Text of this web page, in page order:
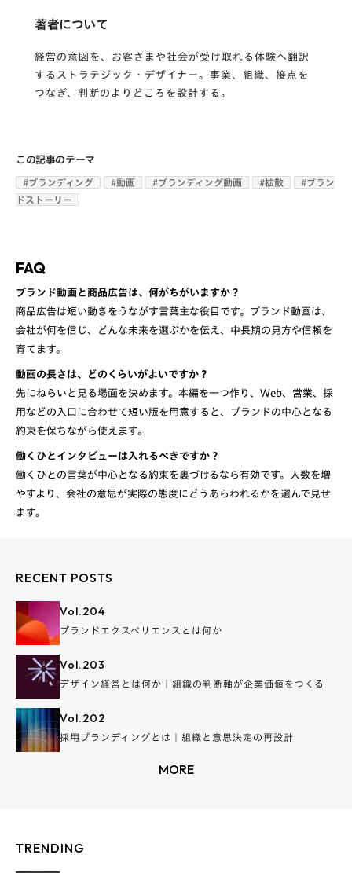
著者について
経営の意図を、お客さまや社会が受け取れる体験へ翻訳
するストラテジック・デザイナー。事業、組織、接点を
つなぎ、判断のよりどころを設計する。
この記事のテーマ
#ブランディング #動画 #ブランディング動画 #拡散 #ブラン
ドストーリー
FAQ
ブランド動画と商品広告は、何がちがいますか？
商品広告は短い動きをうながす言葉主な役目です。ブランド動画は、
会社が何を信じ、どんな未来を選ぶかを伝え、中長期の見方や信頼を
動画の長さは、どのくらいがよいですか？
先にねらいと見る場面を決めます。本編を一つ作り、Web、営業、採
用などの入口に合わせて短い版を用意すると、ブランドの中心となる
働くひとインタビューは入れるべきですか？
働くひとの言葉が中心となる約束を裏づけるなら有効です。人数を増
やすより、会社の意思が実際の態度にどうあらわれるかを選んで見せ
RECENT POSTS
Vol.204
ブランドエクスペリエンスとは何か
Vol.203
デザイン経営とは何か｜組織の判断軸が企業価値をつくる
Vol.202
採用ブランディングとは｜組織と意思決定の再設計
MORE
TRENDING